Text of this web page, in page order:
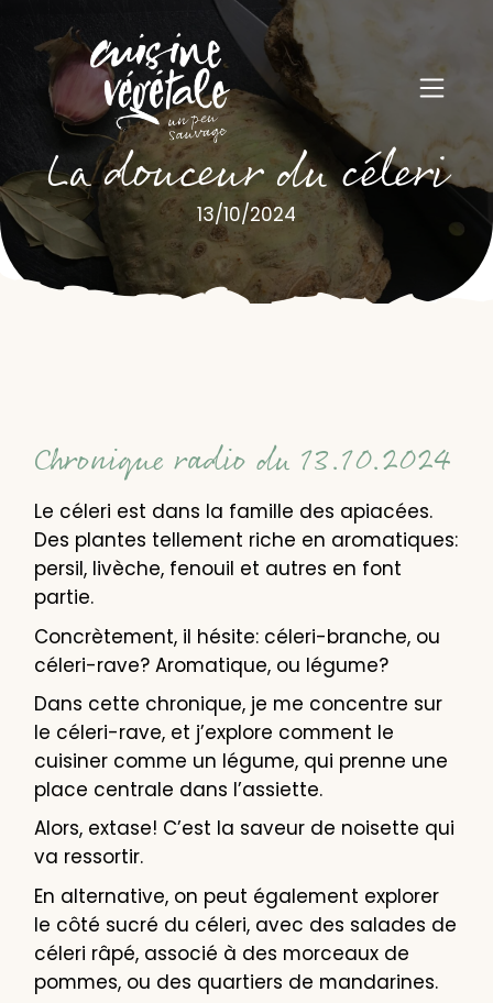
La douceur du céleri
13/10/2024
Chronique radio du 13.10.2024
Le céleri est dans la famille des apiacées.
Des plantes tellement riche en aromatiques:
persil, livèche, fenouil et autres en font
partie.
Concrètement, il hésite: céleri-branche, ou
céleri-rave? Aromatique, ou légume?
Dans cette chronique, je me concentre sur
le céleri-rave, et j’explore comment le
cuisiner comme un légume, qui prenne une
place centrale dans l’assiette.
Alors, extase! C’est la saveur de noisette qui
va ressortir.
En alternative, on peut également explorer
le côté sucré du céleri, avec des salades de
céleri râpé, associé à des morceaux de
pommes, ou des quartiers de mandarines.